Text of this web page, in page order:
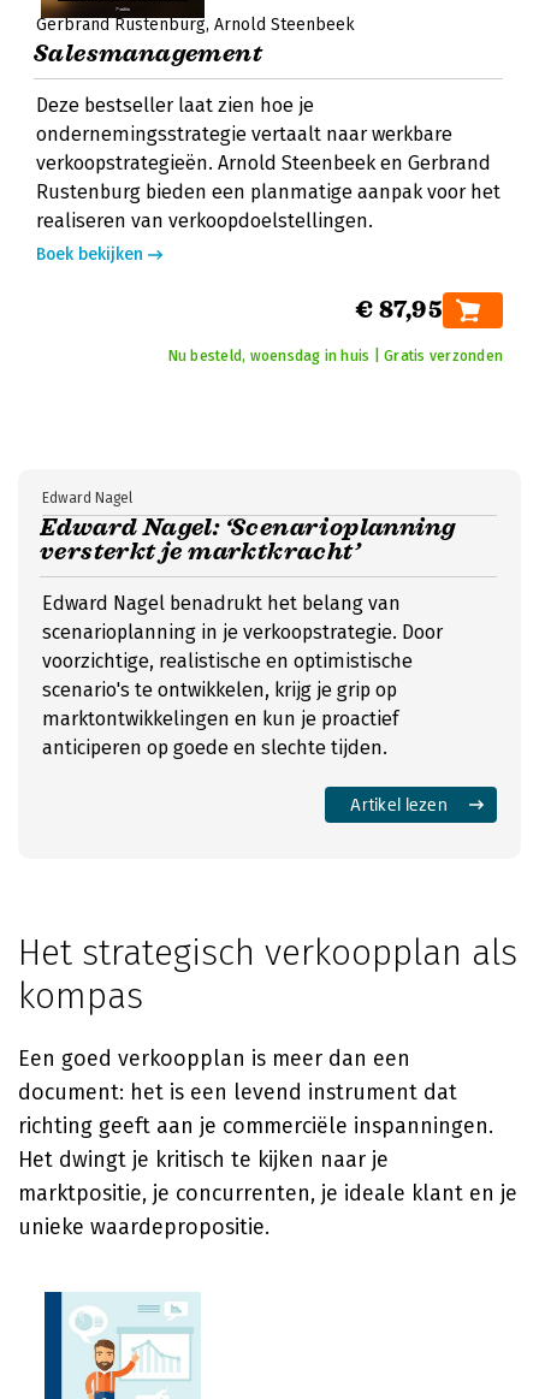
Gerbrand Rustenburg Arnold Steenbeek
Salesmanagement
Deze bestseller laat zien hoe je
ondernemingsstrategie vertaalt naar werkbare
verkoopstrategieën. Arnold Steenbeek en Gerbrand
Rustenburg bieden een planmatige aanpak voor het
realiseren van verkoopdoelstellingen.
Boek bekijken
€ 87,95
Nu besteld, woensdag in huis | Gratis verzonden
Edward Nagel: ‘Scenarioplanning
versterkt je marktkracht’
Edward Nagel
Edward Nagel benadrukt het belang van
scenarioplanning in je verkoopstrategie. Door
voorzichtige, realistische en optimistische
scenario's te ontwikkelen, krijg je grip op
marktontwikkelingen en kun je proactief
anticiperen op goede en slechte tijden.
Artikel lezen
Het strategisch verkoopplan als
kompas
Een goed verkoopplan is meer dan een
document: het is een levend instrument dat
richting geeft aan je commerciële inspanningen.
Het dwingt je kritisch te kijken naar je
marktpositie, je concurrenten, je ideale klant en je
unieke waardepropositie.